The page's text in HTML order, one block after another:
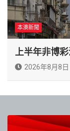
本澳新聞
上半年非博
2026年8月8日